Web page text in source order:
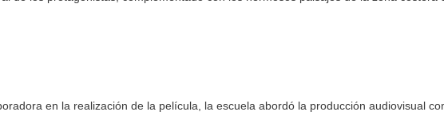
en la realización de la película, la escuela abordó la producción audiovisual